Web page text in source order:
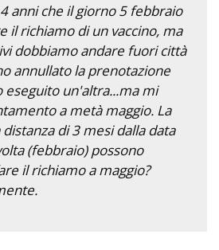
anni che il giorno 5 febbraio
il richiamo di un vaccino, ma
dobbiamo andare fuori città
annullato la prenotazione
eseguito un'altra...ma mi
a metà maggio. La
di 3 mesi dalla data
(febbraio) possono
il richiamo a maggio?